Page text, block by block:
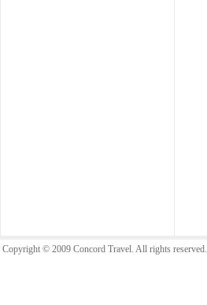
Copyright © 2009 Concord Travel. All rights reserved.